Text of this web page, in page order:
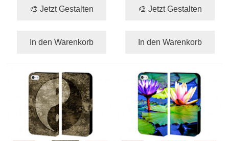
🎨 Jetzt Gestalten
In den Warenkorb
🎨 Jetzt Gestalten
In den Warenkorb